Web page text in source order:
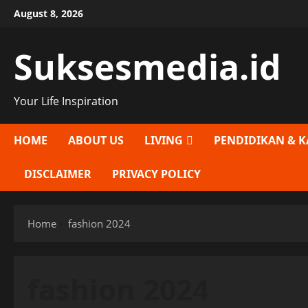
SkipAugust 8, 2026
Suksesmedia.id
Your Life Inspiration
HOME ABOUT US LIVING PENDIDIKAN &
DISCLAIMER PRIVACY POLICY
Home fashion 2024